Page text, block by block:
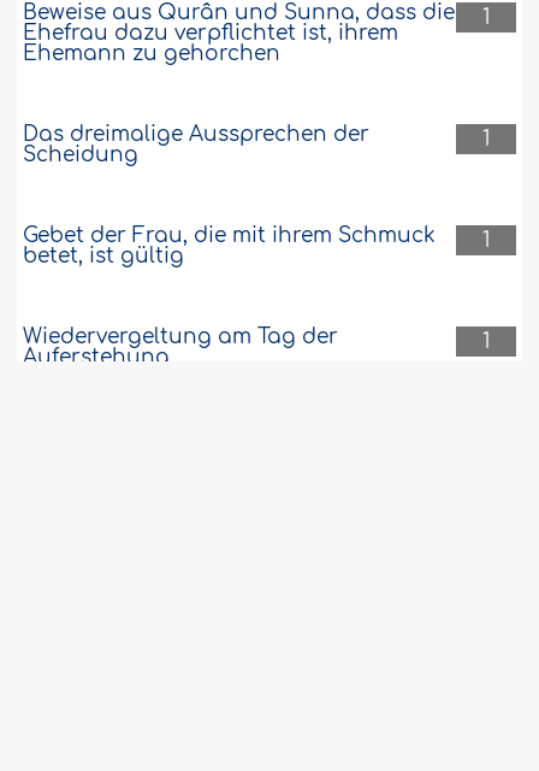
1
Beweise aus Qurân und Sunna, dass die
Ehefrau dazu verpflichtet ist, ihrem
Ehemann zu gehorchen
1
Das dreimalige Aussprechen der
Scheidung
1
Gebet der Frau, die mit ihrem Schmuck
betet, ist gültig
1
Wiedervergeltung am Tag der
Auferstehung